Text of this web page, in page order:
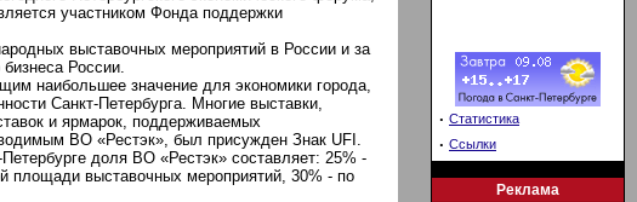
участником Фонда поддержки
выставочных мероприятий в России и за
России.
наибольшее значение для экономики города,
Санкт-Петербурга. Многие выставки,
и ярмарок, поддерживаемых
ВО «Рестэк», был присужден Знак UFI.
доля ВО «Рестэк» составляет: 25% -
площади выставочных мероприятий, 30% - по
· Статистика
· Ссылки
Реклама